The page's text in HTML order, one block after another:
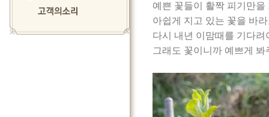
예쁜 꽃들이 활짝 피기만
아쉽게 지고 있는 꽃을 바
다시 내년 이맘때를 기다
그래도 꽃이니까 예쁘게 봐